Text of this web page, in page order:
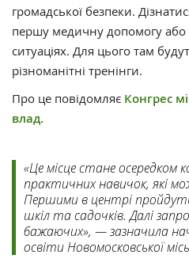
громадської безпеки.
першу медичну допомогу або
ситуаціях. Для цього там
різноманітні тренінги.
Про це повідомляє Конгрес
влад.
«Це місце стане осередком
практичних навичок, які
Першими в центрі
шкіл та садочків. Далі
бажаючих», — зазначила
освіти Новомосковської